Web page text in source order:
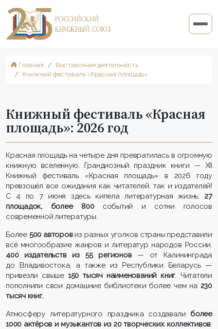
Главная
Выставочная деятельность
Книжный фестиваль «Красная площадь»
Книжный фестиваль «Красная
площадь»: 2026 год
Красная площадь на четыре дня превратилась в огромную
книжную вселенную. Грандиозный праздник книги — XII
Книжный фестиваль «Красная площадь» в 2026 году
превзошёл все ожидания как читателей, так и издателей!
С 4 по 7 июня здесь кипела литературная жизнь: 27
площадок, более 800событий и сотни голосов
современной литературы.
Более 500 авторовиз разных уголков страны представили
всё многообразие жанров и литератур народов России.
400 издательств из 55 регионов— от Калининграда
до Владивостока, а также из Республики Беларусь —
привезли свыше 150 тысяч наименований книг. Читатели
пополнили свои домашние библиотеки более чем на230
тысяч книг.
Атмосферу литературного праздника создавали более
1000 актёров и музыкантов из 20 творческих коллективов: